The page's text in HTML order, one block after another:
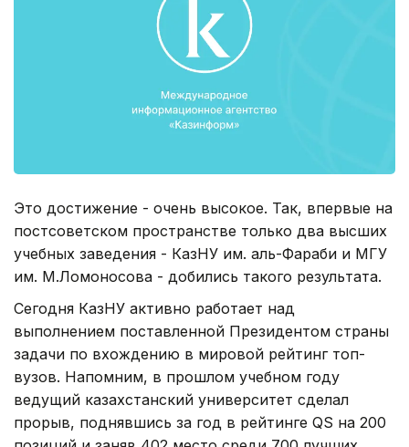
Это достижение - очень высокое. Так, впервые на
постсоветском пространстве только два высших
учебных заведения - КазНУ им. аль-Фараби и МГУ
им. М.Ломоносова - добились такого результата.
Сегодня КазНУ активно работает над
выполнением поставленной Президентом страны
задачи по вхождению в мировой рейтинг топ-
вузов. Напомним, в прошлом учебном году
ведущий казахстанский университет сделал
прорыв, поднявшись за год в рейтинге QS на 200